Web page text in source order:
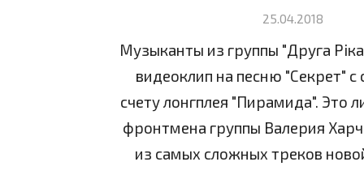
25.04.2018
Музыканты из группы "Друга
видеоклип на песню "Секрет" с
счету лонгплея "Пирамида". Это
фронтмена группы Валерия
из самых сложных треков